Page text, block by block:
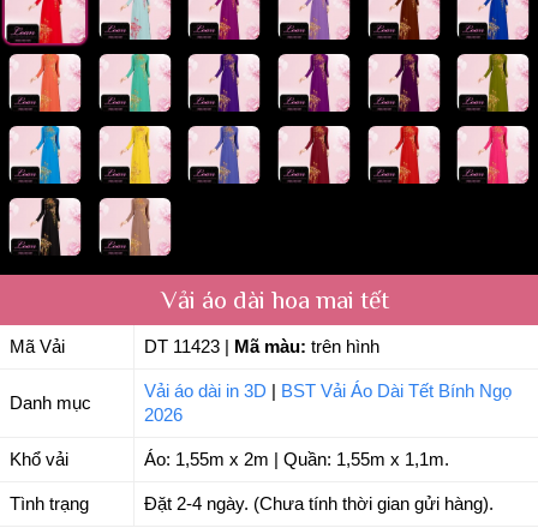
Vải áo dài hoa mai tết
Mã Vải DT 11423 Mã màu: trên hình
Danh mục
Vải áo dài in 3D
BST Vải Áo Dài Tết Bính Ngọ
2026
Khổ vải Áo: 1,55m x 2m | Quần: 1,55m x 1,1m.
Tình trạng Đặt 2-4 ngày. (Chưa tính thời gian gửi hàng).